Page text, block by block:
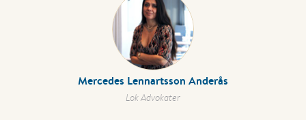
Mercedes Lennartsson Anderås
Lok Advokater